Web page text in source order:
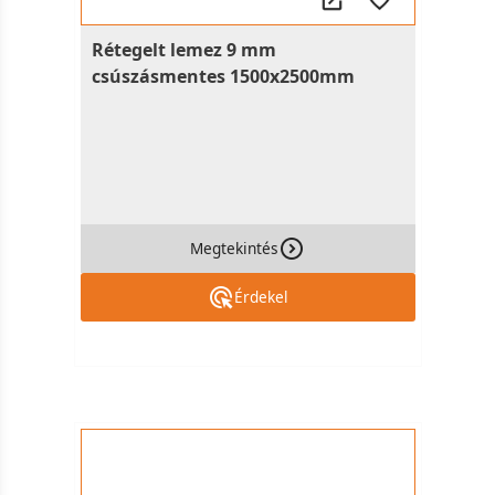
Rétegelt lemez 9 mm
csúszásmentes 1500x2500mm
Megtekintés
Érdekel